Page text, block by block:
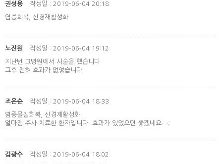
권성용 작성일 : 2019-06-04 20:18
염증회복, 신경재활성화
노진원 작성일 : 2019-06-04 19:12
지난번 그병원에서 시술을 했습니다
그후 전혀 효과가 없엏습니다
조은순 작성일 : 2019-06-04 18:33
염증물질회복, 신경제활성화
얼마전 주사 치료한 환자입니다. 효과가 있었으면 좋겠네요-.-;
김광수 작성일 : 2019-06-04 18:02